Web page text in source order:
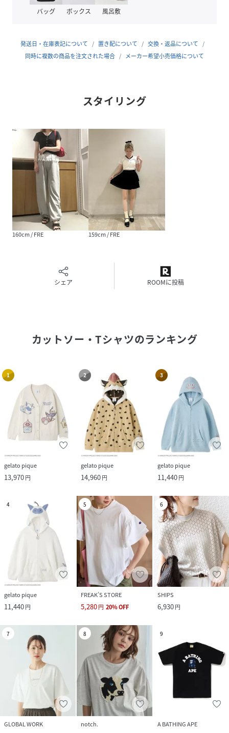
------------------------------
emsexcite(エムズエキサイト）
“morefunmorecute”
▼注意事項
※撮影環境やモニター環境によって実際の商品とお色味が
多少異なってみえる場合がございます。
品番：ES541511C002 /品名：シャーリングドット釦CT
性別タイプ レディース
原産国 中国製
ナイロン：92％ ポリウレタン：8％ 肩紐部分 ポ
バッグ ボックス 風呂敷
発送日・在庫表記について 置き配について
交換・返品について
同時に複数の商品を注文された場合
メーカー希望小売価格について
スタイリング
160cm / FRE 159cm / FRE
シェア ROOMに投稿
カットソー・Tシャツのランキング
1
gelato pique
13,970円
2
gelato pique
14,960円
3
gelato pique
11,440円
4
gelato pique
11,440円
5
FREAK’S STORE
5,280円 20%OFF
6
SHIPS
6,930円
7
GLOBAL WORK
8
notch.
9
A BATHING APE